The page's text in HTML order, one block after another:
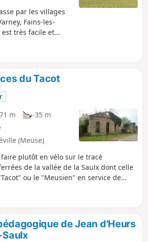
par les villages
Fains-les-
est très facile et
Sainte-
siècles) à Fains et
siècles) à Mussey.
du Tacot
m
-35 m
(Meuse)
plutôt en vélo sur le tracé
de la vallée de la Saulx dont celle
ou le "Meusien" en service de
pente. Le parcours est souvent
de Jean d'Heurs